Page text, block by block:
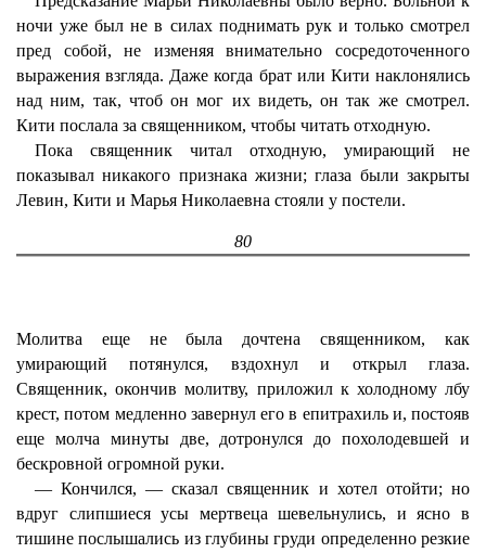
ночи уже был не в силах поднимать рук и только смотрел
пред собой, не изменяя внимательно сосредоточенного
выражения взгляда. Даже когда брат или Кити наклонялись
над ним, так, чтоб он мог их видеть, он так же смотрел.
Кити послала за священником, чтобы читать отходную.
Пока священник читал отходную, умирающий не
показывал никакого признака жизни; глаза были закрыты
Левин, Кити и Марья Николаевна стояли у постели.
80
Молитва еще не была дочтена священником, как
умирающий потянулся, вздохнул и открыл глаза.
Священник, окончив молитву, приложил к холодному лбу
крест, потом медленно завернул его в епитрахиль и, постояв
еще молча минуты две, дотронулся до похолодевшей и
бескровной огромной руки.
— Кончился, — сказал священник и хотел отойти; но
вдруг слипшиеся усы мертвеца шевельнулись, и ясно в
тишине послышались из глубины груди определенно резкие